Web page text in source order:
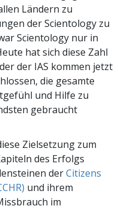
Ländern zu
der Scientology zu
Scientology nur in
hat sich diese Zahl
der IAS kommen jetzt
die gesamte
und Hilfe zu
gebraucht
Zielsetzung zum
des Erfolgs
derCitizens
und ihrem
im